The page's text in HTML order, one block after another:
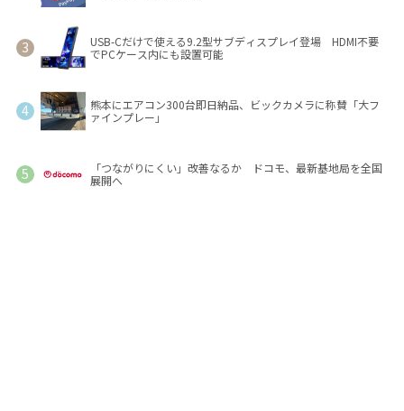
USB-Cだけで使える9.2型サブディスプレイ登場 HDMI不要
でPCケース内にも設置可能
熊本にエアコン300台即日納品、ビックカメラに称賛「大フ
ァインプレー」
「つながりにくい」改善なるか ドコモ、最新基地局を全国
展開へ